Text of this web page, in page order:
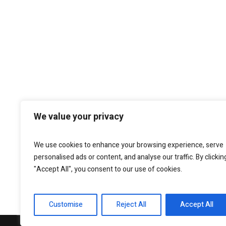
We value your privacy
We use cookies to enhance your browsing experience, serve
personalised ads or content, and analyse our traffic. By
"Accept All", you consent to our use of cookies.
Customise Reject All Accept All